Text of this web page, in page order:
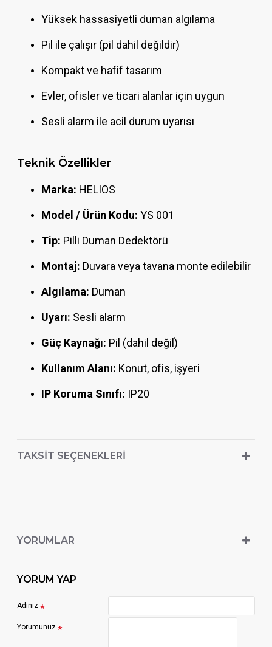
Yüksek hassasiyetli duman algılama
Pil ile çalışır (pil dahil değildir)
Kompakt ve hafif tasarım
Evler, ofisler ve ticari alanlar için uygun
Sesli alarm ile acil durum uyarısı
Teknik Özellikler
Marka: HELIOS
Model / Ürün Kodu: YS 001
Tip: Pilli Duman Dedektörü
Montaj: Duvara veya tavana monte edilebilir
Algılama: Duman
Uyarı: Sesli alarm
Güç Kaynağı: Pil (dahil değil)
Kullanım Alanı: Konut, ofis, işyeri
IP Koruma Sınıfı: IP20
TAKSIT SEÇENEKLERI
YORUMLAR
YORUM YAP
Adınız
Yorumunuz